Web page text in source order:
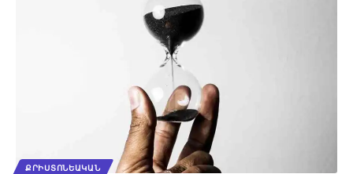
ՔՐԻՍՏՈՆԵԱԿԱՆ